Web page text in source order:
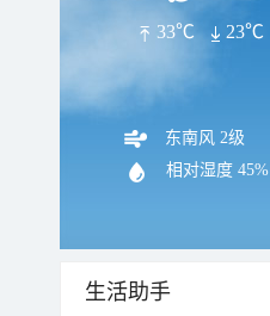
33℃ 23℃
东南风 2级
相对湿度 45%
生活助手